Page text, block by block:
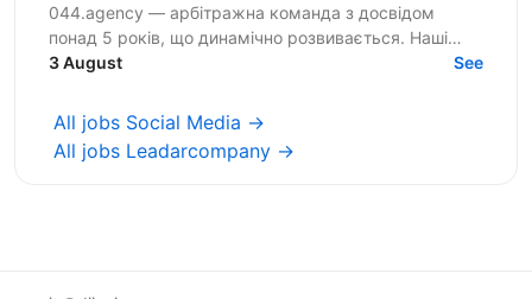
044.agency — арбітражна команда з досвідом
понад 5 років, що динамічно розвивається. Наші
співробітники — наша головна цінність, тому ми
3 August See
All jobs Social Media →
All jobs Leadarcompany →